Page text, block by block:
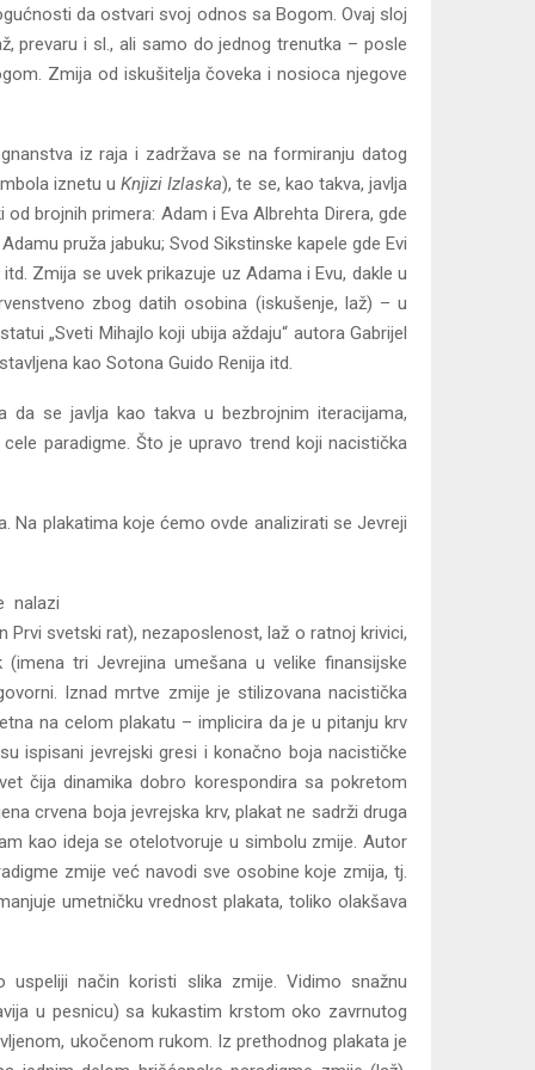
da ostvari svoj odnos sa Bogom. Ovaj sloj
prevaru i sl., ali samo do jednog trenutka – posle
Zmija od iskušitelja čoveka i nosioca njegove
iz raja i zadržava se na formiranju datog
iznetu uKnjizi Izlaska), te se, kao takva, javlja
brojnih primera: Adam i Eva Albrehta Direra, gde
pruža jabuku; Svod Sikstinske kapele gde Evi
Zmija se uvek prikazuje uz Adama i Evu, dakle u
zbog datih osobina (iskušenje, laž) – u
„Sveti Mihajlo koji ubija aždaju“ autora Gabrijel
kao Sotona Guido Renija itd.
da se javlja kao takva u bezbrojnim iteracijama,
paradigme. Što je upravo trend koji nacistička
Na plakatima koje ćemo ovde analizirati se Jevreji
nalazi
svetski rat), nezaposlenost, laž o ratnoj krivici,
(imena tri Jevrejina umešana u velike finansijske
Iznad mrtve zmije je stilizovana nacistička
na celom plakatu – implicira da je u pitanju krv
ispisani jevrejski gresi i konačno boja nacističke
čija dinamika dobro korespondira sa pokretom
crvena boja jevrejska krv, plakat ne sadrži druga
kao ideja se otelotvoruje u simbolu zmije. Autor
zmije već navodi sve osobine koje zmija, tj.
umetničku vrednost plakata, toliko olakšava
način koristi slika zmije. Vidimo snažnu
u pesnicu) sa kukastim krstom oko zavrnutog
ukočenom rukom. Iz prethodnog plakata je